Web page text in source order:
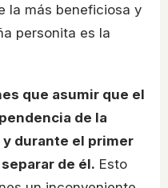
la más beneficiosa y
personita es la
que asumir que el
de la
durante el primer
de él. Esto